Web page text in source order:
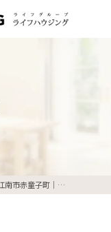
江南市赤童子町｜外壁沿いの狭小スペースを活用した目隠し縦格子工事